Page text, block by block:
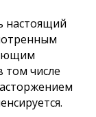
настоящий
том числе